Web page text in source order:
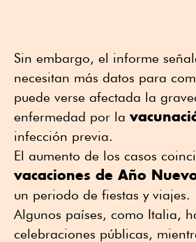
Sin embargo, el informe
necesitan más datos para
puede verse afectada la
enfermedad por la
infección previa.
El aumento de los casos
vacaciones de Año
un periodo de fiestas y viajes.
Algunos países, como Italia,
celebraciones públicas,